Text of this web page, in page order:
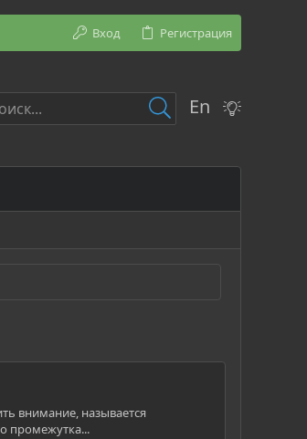
Вход Регистрация
En
внимание, называется
промежутка...